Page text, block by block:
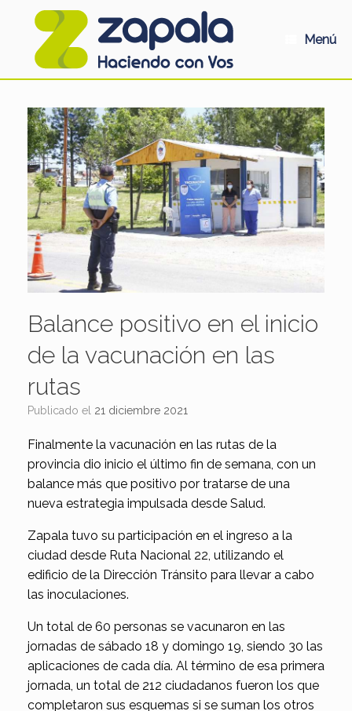
Menú
Balance positivo en el inicio
de la vacunación en las
rutas
Publicado el 21 diciembre 2021
Finalmente la vacunación en las rutas de la
provincia dio inicio el último fin de semana, con un
balance más que positivo por tratarse de una
nueva estrategia impulsada desde Salud.
Zapala tuvo su participación en el ingreso a la
ciudad desde Ruta Nacional 22, utilizando el
edificio de la Dirección Tránsito para llevar a cabo
las inoculaciones.
Un total de 60 personas se vacunaron en las
jornadas de sábado 18 y domingo 19, siendo 30 las
aplicaciones de cada día. Al término de esa primera
jornada, un total de 212 ciudadanos fueron los que
completaron sus esquemas si se suman los otros